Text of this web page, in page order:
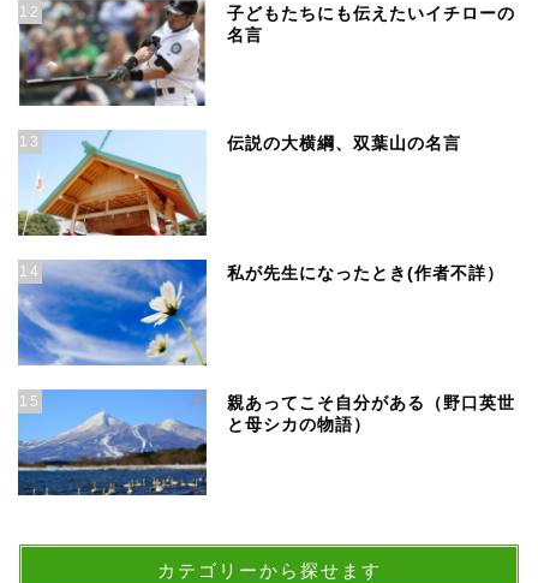
12
子どもたちにも伝えたいイチローの
名言
13 伝説の大横綱、双葉山の名言
14 私が先生になったとき(作者不詳）
15
親あってこそ自分がある（野口英世
と母シカの物語）
カテゴリーから探せます